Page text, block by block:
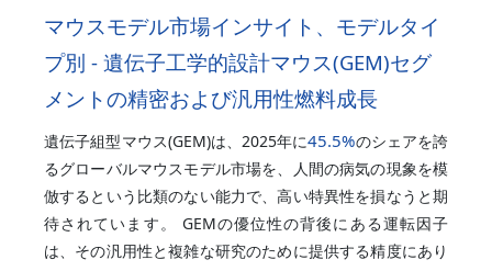
マウスモデル市場インサイト、モデルタイ
プ別 - 遺伝子工学的設計マウス(GEM)セグ
メントの精密および汎用性燃料成長
遺伝子組型マウス(GEM)は、2025年に45.5%のシェアを誇
るグローバルマウスモデル市場を、人間の病気の現象を模
倣するという比類のない能力で、高い特異性を損なうと期
待されています。 GEMの優位性の背後にある運転因子
は、その汎用性と複雑な研究のために提供する精度にあり